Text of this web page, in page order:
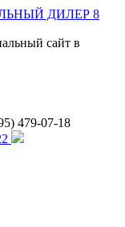
сайт в
479-07-18